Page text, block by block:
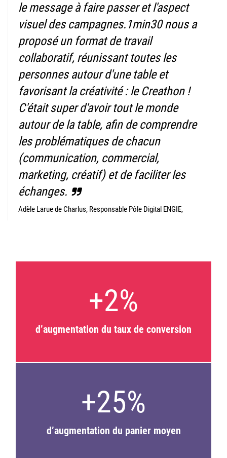
le message à faire passer et l'aspect
visuel des campagnes.1min30 nous a
proposé un format de travail
collaboratif, réunissant toutes les
personnes autour d'une table et
favorisant la créativité : le Creathon !
C'était super d'avoir tout le monde
autour de la table, afin de comprendre
les problématiques de chacun
(communication, commercial,
marketing, créatif) et de faciliter les
échanges.
Adèle Larue de Charlus, Responsable Pôle Digital ENGIE,
+2%
d’augmentation du taux de conversion
+25%
d’augmentation du panier moyen